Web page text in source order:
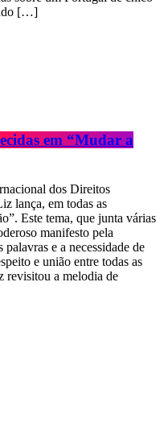
[…]
em “Mudar a
dos Direitos
lança, em todas as
Este tema, que junta várias
manifesto pela
e a necessidade de
e união entre todas as
revisitou a melodia de